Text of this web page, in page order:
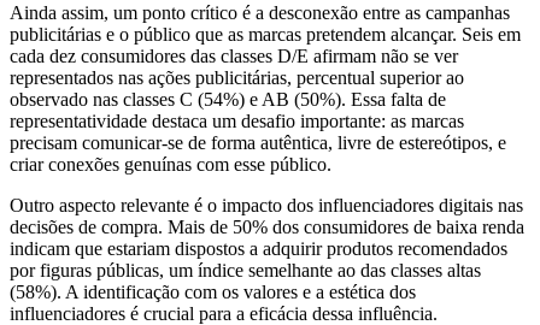
Ainda assim, um ponto crítico é a desconexão entre as campanhas
publicitárias e o público que as marcas pretendem alcançar. Seis em
cada dez consumidores das classes D/E afirmam não se ver
representados nas ações publicitárias, percentual superior ao
observado nas classes C (54%) e AB (50%). Essa falta de
representatividade destaca um desafio importante: as marcas
precisam comunicar-se de forma autêntica, livre de estereótipos, e
criar conexões genuínas com esse público.
Outro aspecto relevante é o impacto dos influenciadores digitais nas
decisões de compra. Mais de 50% dos consumidores de baixa renda
indicam que estariam dispostos a adquirir produtos recomendados
por figuras públicas, um índice semelhante ao das classes altas
(58%). A identificação com os valores e a estética dos
influenciadores é crucial para a eficácia dessa influência.